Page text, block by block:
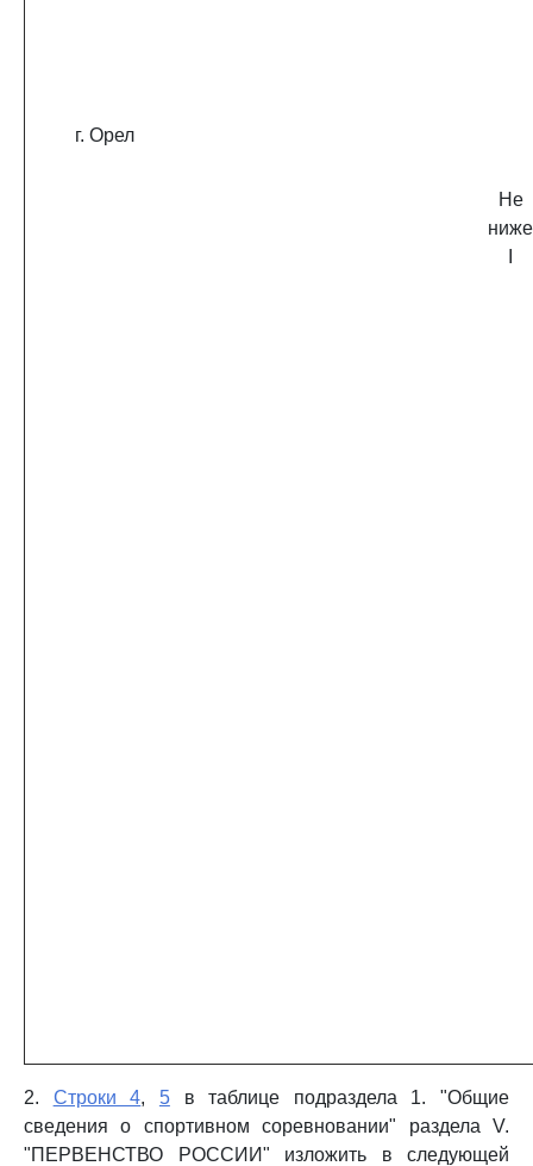
г. Орел
Не
ниже
2. Строки 4, 5в таблице подраздела 1. "Общие
сведения о спортивном соревновании" раздела V.
"ПЕРВЕНСТВО РОССИИ" изложить в следующей